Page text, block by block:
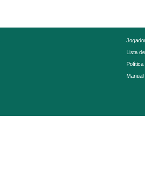
Lista
Política